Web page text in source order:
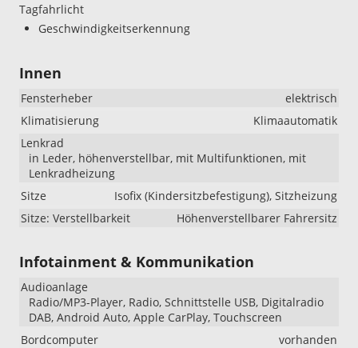
Tagfahrlicht
Geschwindigkeitserkennung
Innen
Fensterheber
elektrisch
Klimatisierung
Klimaautomatik
Lenkrad
in Leder, höhenverstellbar, mit Multifunktionen, mit
Lenkradheizung
Sitze
Isofix (Kindersitzbefestigung), Sitzheizung
Sitze: Verstellbarkeit
Höhenverstellbarer Fahrersitz
Infotainment & Kommunikation
Audioanlage
Radio/MP3-Player, Radio, Schnittstelle USB, Digitalradio
DAB, Android Auto, Apple CarPlay, Touchscreen
Bordcomputer
vorhanden